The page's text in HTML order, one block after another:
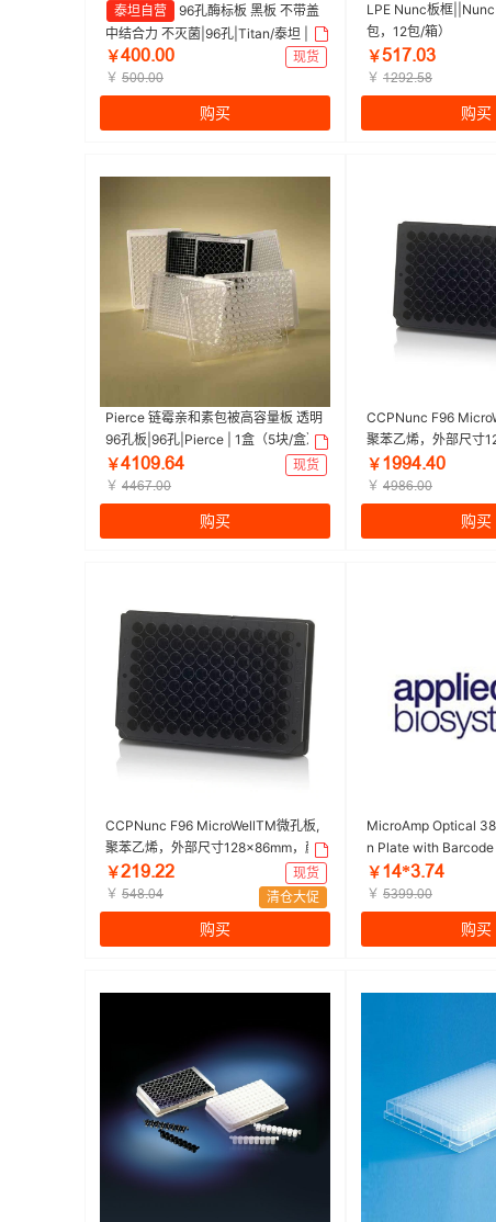
泰坦自营
96孔酶标板 黑板 不带盖
中结合力 不灭菌|96孔|Titan/泰坦 | 1
箱（10个/包，4包/箱）
￥ȂřřŤřř
现货
￥ œřřŤřř
购买
LPE Nunc板框
包，12包/箱）
￥œǝƚŤřŁ
￥ ǝſůſŤœȬ
购买
Pierce 链霉亲和素包被高容量板 透明
96孔板|96孔|Pierce | 1盒（5块/盒）
￥ȂǝřůŤƧȂ
现货
￥ ȂȂƧƚŤřř
购买
CCPNunc F96
聚苯乙烯，外部尺寸
色，黑色，数量每包/
面，未经处理
包，50个/箱）
￥ ǝůůȂŤȂř
￥ ȂůȬƧŤřř
购买
CCPNunc F96 MicroWellTM微孔板,
聚苯乙烯，外部尺寸128×86mm，颜
色，黑色，数量每包/每箱，10/180，
表面，未经处理|F96|Nunc | 1包（10
个/包，18包/箱）
￥ſǝůŤſſ
现货
清仓大促
￥ œȂȬŤřȂ
购买
MicroAmp Optical
n Plate with
ABI | 1盒（50块/盒）
￥ ǝȂ*ŁŤƚȂ
￥ œŁůůŤřř
购买